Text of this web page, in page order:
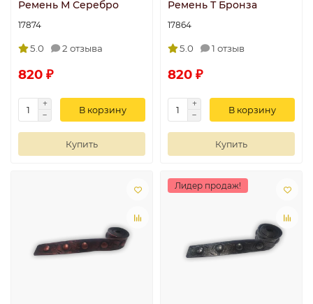
Ремень М Серебро
17874
5.0 2 отзыва
820 ₽
В корзину
Купить
Ремень Т Бронза
17864
5.0 1 отзыв
820 ₽
В корзину
Купить
Лидер продаж!